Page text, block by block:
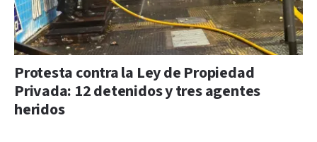
Protesta contra la Ley de Propiedad
Privada: 12 detenidos y tres agentes
heridos